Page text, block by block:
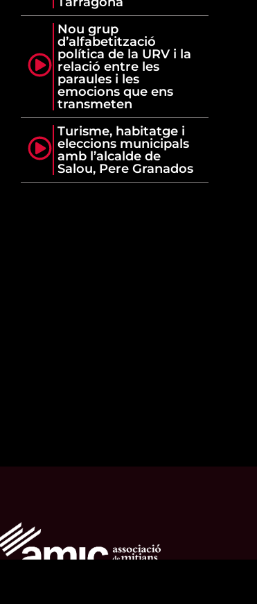
Nou grup
d’alfabetització
política de la URV i la
relació entre les
paraules i les
emocions que ens
transmeten
Turisme, habitatge i
eleccions municipals
amb l’alcalde de
Salou, Pere Granados